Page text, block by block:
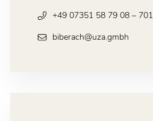
+49 07351 58 79 08 – 701
biberach@uza.gmbh